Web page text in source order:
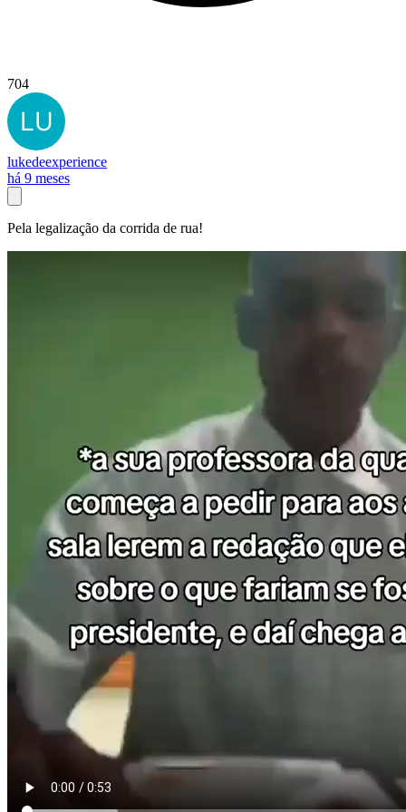
704
lukedeexperience
há 9 meses
Pela legalização da corrida de rua!